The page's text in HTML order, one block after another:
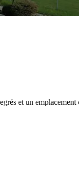
et un emplacement